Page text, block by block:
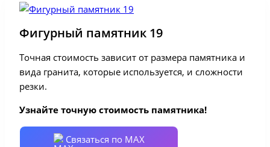
Фигурный памятник 19
Точная стоимость зависит от размера памятника и
вида гранита, которые используется, и сложности
резки.
Узнайте точную стоимость памятника!
Связаться по MAX